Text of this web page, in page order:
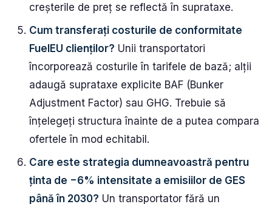
creșterile de preț se reflectă în suprataxe.
Cum transferați costurile de conformitate
FuelEU clienților? Unii transportatori
încorporează costurile în tarifele de bază; alții
adaugă suprataxe explicite BAF (Bunker
Adjustment Factor) sau GHG. Trebuie să
înțelegeți structura înainte de a putea compara
ofertele în mod echitabil.
Care este strategia dumneavoastră pentru
ținta de −6% intensitate a emisiilor de GES
până în 2030? Un transportator fără un